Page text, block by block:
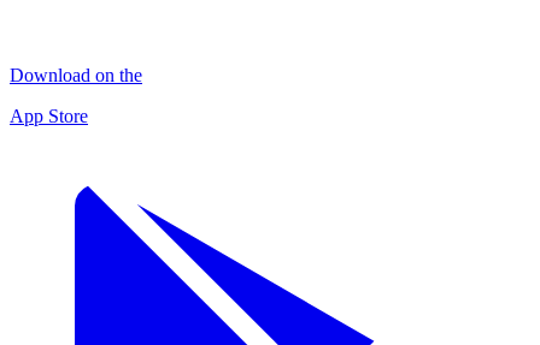
Download on the
App Store